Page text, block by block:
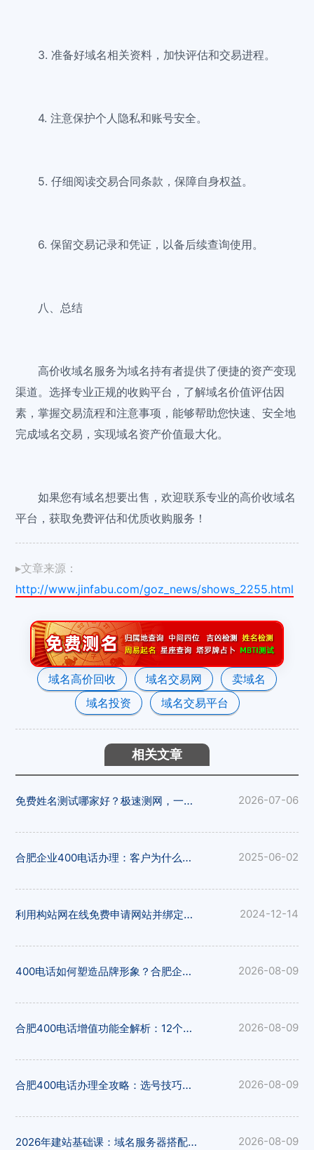
3. 准备好域名相关资料，加快评估和交易进程。
4. 注意保护个人隐私和账号安全。
5. 仔细阅读交易合同条款，保障自身权益。
6. 保留交易记录和凭证，以备后续查询使用。
八、总结
高价收域名服务为域名持有者提供了便捷的资产变现
渠道。选择专业正规的收购平台，了解域名价值评估因
素，掌握交易流程和注意事项，能够帮助您快速、安全地
完成域名交易，实现域名资产价值最大化。
如果您有域名想要出售，欢迎联系专业的高价收域名
平台，获取免费评估和优质收购服务！
▸文章来源：
http://www.jinfabu.com/goz_news/shows_2255.html
域名高价回收 域名交易网
卖域名
域名投资
域名交易平台
相关文章
免费姓名测试哪家好？极速测网，一键解锁姓名隐藏寓意 2026-07-06
合肥企业400电话办理：客户为什么更愿意拨打400电话 2025-06-02
利用构站网在线免费申请网站并绑定域名 2024-12-14
400电话如何塑造品牌形象？合肥企业选号与12大平台推荐 2026-08-09
合肥400电话增值功能全解析：12个办理平台功能对比一览 2026-08-09
合肥400电话办理全攻略：选号技巧与12大办理平台深度对比 2026-08-09
2026年建站基础课：域名服务器搭配方案与15大免费建站平台 2026-08-09